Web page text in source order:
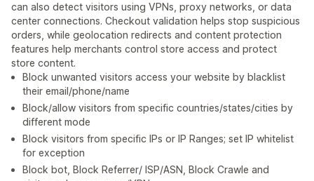
can also detect visitors using VPNs, proxy networks, or data
center connections. Checkout validation helps stop suspicious
orders, while geolocation redirects and content protection
features help merchants control store access and protect
store content.
Block unwanted visitors access your website by blacklist
their email/phone/name
Block/allow visitors from specific countries/states/cities by
different mode
Block visitors from specific IPs or IP Ranges; set IP whitelist
for exception
Block bot, Block Referrer/ ISP/ASN, Block Crawle and